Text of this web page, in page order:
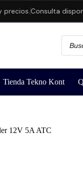
Consulta
Tienda Tekno Kont
12V 5A ATC